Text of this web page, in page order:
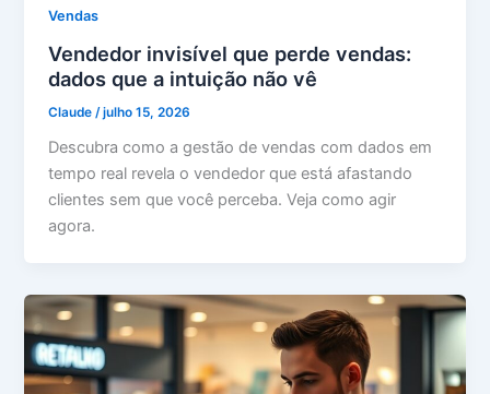
Vendas
Vendedor invisível que perde vendas:
dados que a intuição não vê
Claude /julho 15, 2026
Descubra como a gestão de vendas com dados em
tempo real revela o vendedor que está afastando
clientes sem que você perceba. Veja como agir
agora.